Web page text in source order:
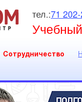
тел.:71
Сотрудничество